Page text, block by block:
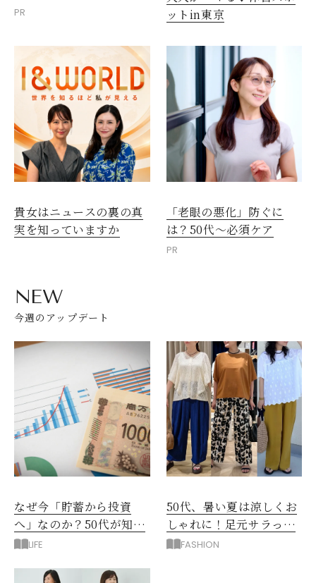
PR
ットin東京
貴女はニュースの裏の真
実を知っていますか
「老眼の悪化」防ぐに
は？50代～必須ケア
PR
NEW
今週のアップデート
なぜ今「貯蓄から投資
へ」なのか？50代が知る
べきお金の新常識
LIFE
50代、暑い夏は涼しくお
しゃれに！足元サラっと
快適「優秀ワイドパン
FASHION